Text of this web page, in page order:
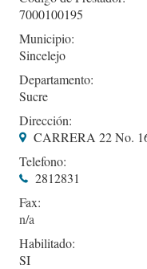
7000100195
Municipio:
Sincelejo
Departamento:
Sucre
Dirección:
CARRERA 22 No.
Telefono:
2812831
Fax:
Habilitado:
SI